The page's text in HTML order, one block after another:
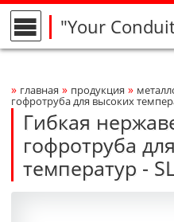
"Your
Breadcrumbs
» главная » продукция »
гофротруба для высоких
Гибкая
гофротруба
температур -
SLA
SLA